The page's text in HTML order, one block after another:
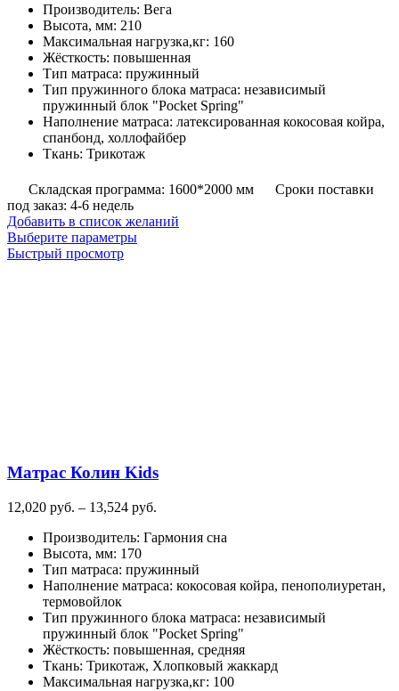
15,200
–
28,400
руб.
Производитель: Вега
Высота, мм: 210
Максимальная нагрузка,кг: 160
Жёсткость: повышенная
Тип матраса: пружинный
Тип пружинного блока матраса: независимый
пружинный блок "Pocket Spring"
Наполнение матраса: латексированная кокосовая койра,
спанбонд, холлофайбер
Ткань: Трикотаж
Складская программа: 1600*2000 мм
Сроки поставки
под заказ: 4-6 недель
Добавить в список желаний
Выберите параметрыЭтот
Быстрый просмотр
Матрас Колин Kids
12,020 руб. – 13,524 руб.
12,020
–
13,524
Производитель: Гармония сна
Высота, мм: 170
Тип матраса: пружинный
Наполнение матраса: кокосовая койра, пенополиуретан,
термовойлок
Тип пружинного блока матраса: независимый
пружинный блок "Pocket Spring"
Жёсткость: повышенная, средняя
Ткань: Трикотаж, Хлопковый жаккард
Максимальная нагрузка,кг: 100